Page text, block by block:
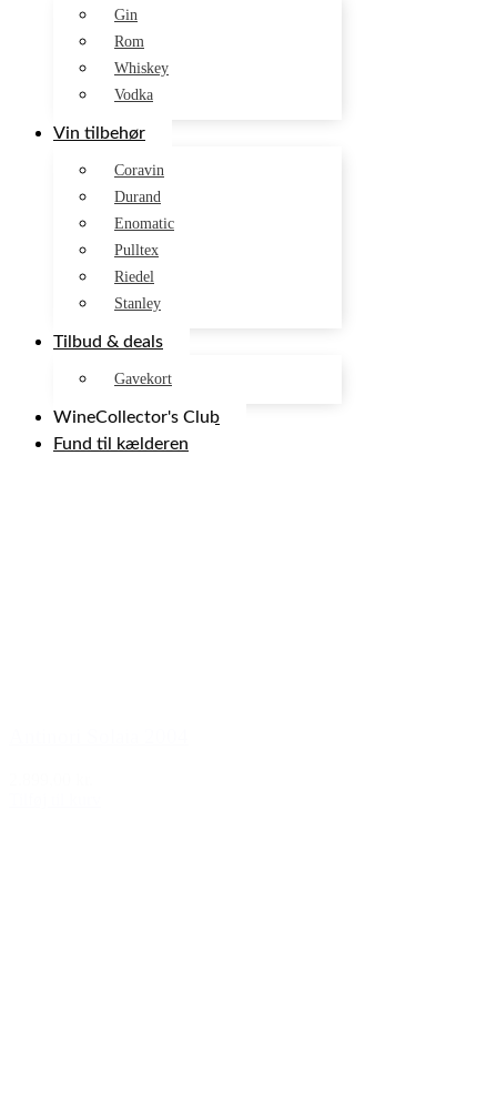
Gin
Rom
Whiskey
Vodka
Vin tilbehør
Coravin
Durand
Enomatic
Pulltex
Riedel
Stanley
Tilbud & deals
Gavekort
WineCollector's Club
Fund til kælderen